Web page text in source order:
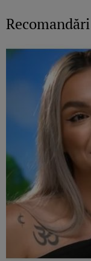
Recomandări